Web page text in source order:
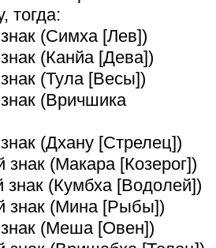
тогда:
(Симха [Лев])
(Канйа [Дева])
(Тула [Весы])
(Вричшика
(Дхану [Стрелец])
знак (Макара [Козерог])
знак (Кумбха [Водолей])
знак (Мина [Рыбы])
(Меша [Овен])